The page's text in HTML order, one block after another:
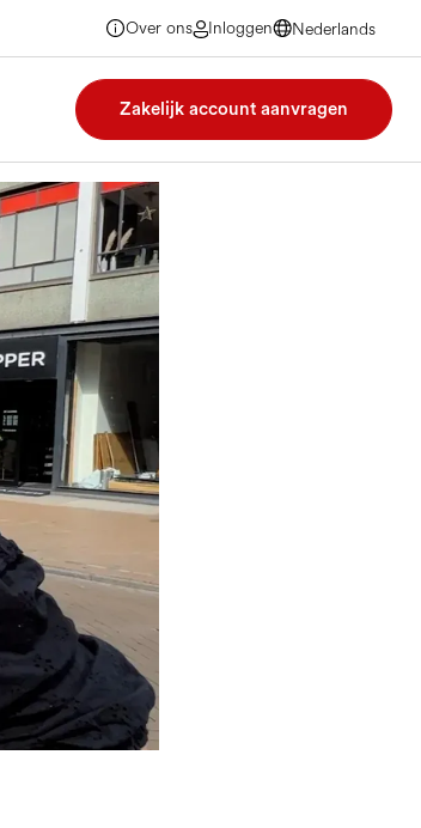
Over ons Inloggen
Nederlands
Nederlands
Nederlands
Zakelijk account aanvragen